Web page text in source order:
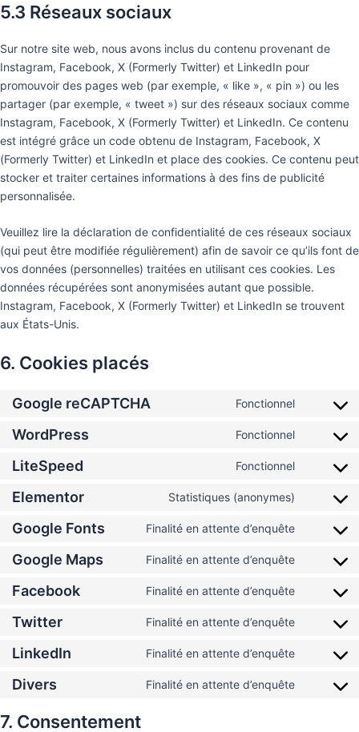
5.3 Réseaux sociaux
Sur notre site web, nous avons inclus du contenu provenant de
Instagram, Facebook, X (Formerly Twitter) et LinkedIn pour
promouvoir des pages web (par exemple, « like », « pin ») ou les
partager (par exemple, « tweet ») sur des réseaux sociaux comme
Instagram, Facebook, X (Formerly Twitter) et LinkedIn. Ce contenu
est intégré grâce un code obtenu de Instagram, Facebook, X
(Formerly Twitter) et LinkedIn et place des cookies. Ce contenu peut
stocker et traiter certaines informations à des fins de publicité
personnalisée.
Veuillez lire la déclaration de confidentialité de ces réseaux sociaux
(qui peut être modifiée régulièrement) afin de savoir ce qu’ils font de
vos données (personnelles) traitées en utilisant ces cookies. Les
données récupérées sont anonymisées autant que possible.
Instagram, Facebook, X (Formerly Twitter) et LinkedIn se trouvent
aux États-Unis.
6. Cookies placés
Google reCAPTCHA Fonctionnel
WordPress Fonctionnel
LiteSpeed Fonctionnel
Elementor Statistiques (anonymes)
Google Fonts Finalité en attente d’enquête
Google Maps Finalité en attente d’enquête
Facebook Finalité en attente d’enquête
Twitter Finalité en attente d’enquête
LinkedIn Finalité en attente d’enquête
Divers Finalité en attente d’enquête
7. Consentement